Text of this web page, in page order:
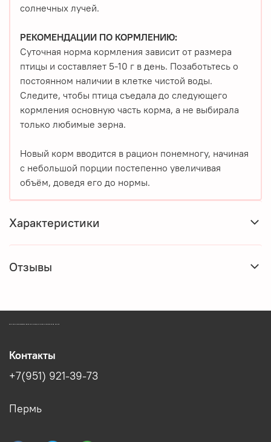
солнечных лучей.
РЕКОМЕНДАЦИИ ПО КОРМЛЕНИЮ:
Суточная норма кормления зависит от размера
птицы и составляет 5-10 г в день. Позаботьтесь о
постоянном наличии в клетке чистой воды.
Следите, чтобы птица съедала до следующего
кормления основную часть корма, а не выбирала
только любимые зерна.
Новый корм вводится в рацион понемногу, начиная
с небольшой порции постепенно увеличивая
объём, доведя его до нормы.
Характеристики
Отзывы
Контакты
+7(951) 921-39-73
Пермь